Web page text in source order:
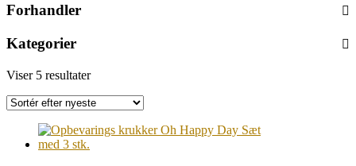
Forhandler
Kategorier
Viser 5 resultaterSorted
latest